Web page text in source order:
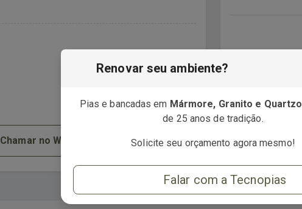
Chamar no WhatsApp
Renovar seu ambiente?
Pias e bancadas em Mármore, Granito e Quartzo
de 25 anos de tradição.
Solicite seu orçamento agora mesmo!
Falar com a Tecnopias